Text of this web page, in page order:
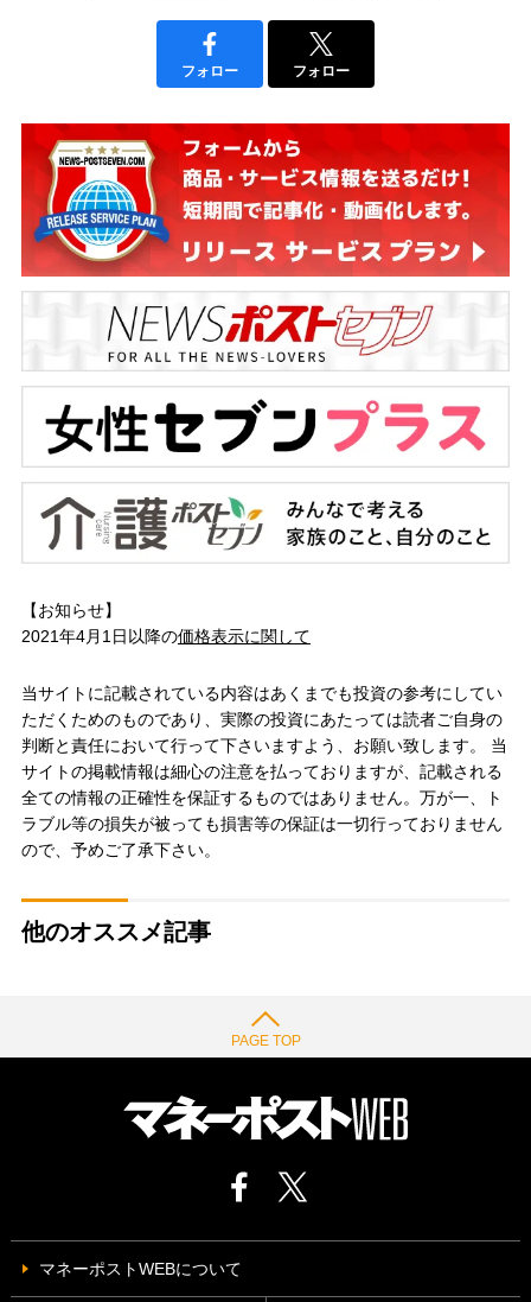
フォロー フォロー
【お知らせ】
2021年4月1日以降の価格表示に関して
当サイトに記載されている内容はあくまでも投資の参考にしてい
ただくためのものであり、実際の投資にあたっては読者ご自身の
判断と責任において行って下さいますよう、お願い致します。 当
サイトの掲載情報は細心の注意を払っておりますが、記載される
全ての情報の正確性を保証するものではありません。万が一、ト
ラブル等の損失が被っても損害等の保証は一切行っておりません
ので、予めご了承下さい。
他のオススメ記事
PAGE TOP
マネーポストWEBについて